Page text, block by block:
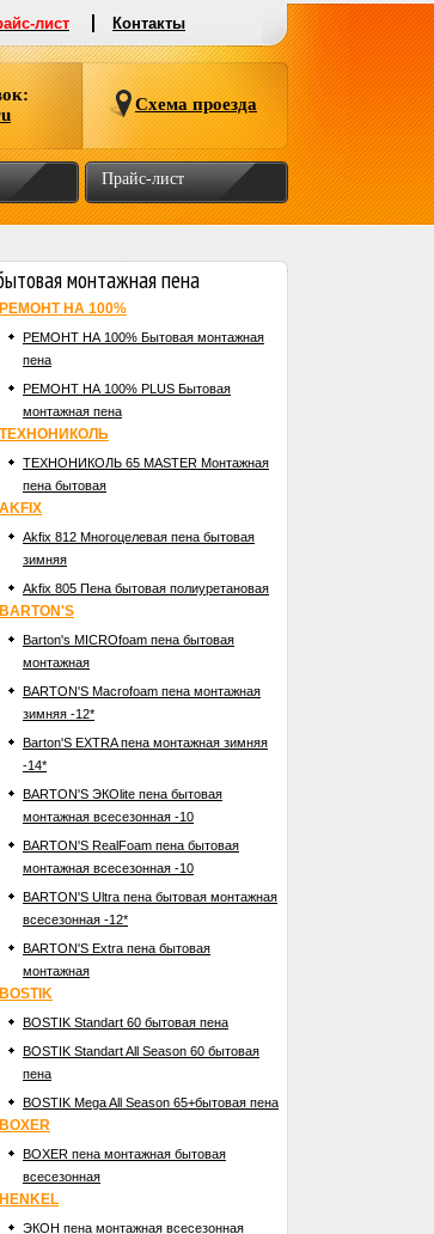
монтажная пена
РЕМОНТ НА 100%
РЕМОНТ НА 100% Бытовая монтажная
пена
РЕМОНТ НА 100% PLUS Бытовая
монтажная пена
ТЕХНОНИКОЛЬ
ТЕХНОНИКОЛЬ 65 MASTER Монтажная
пена бытовая
AKFIX
Akfix 812 Многоцелевая пена бытовая
зимняя
Akfix 805 Пена бытовая полиуретановая
BARTON'S
Barton's MICROfoam пена бытовая
монтажная
BARTON'S Macrofoam пена монтажная
зимняя -12*
Barton'S EXTRA пена монтажная зимняя
-14*
BARTON'S ЭКОlite пена бытовая
монтажная всесезонная -10
BARTON'S RealFoam пена бытовая
монтажная всесезонная -10
BARTON'S Ultra пена бытовая монтажная
всесезонная -12*
BARTON'S Extra пена бытовая
монтажная
BOSTIK
BOSTIK Standart 60 бытовая пена
BOSTIK Standart All Season 60 бытовая
пена
BOSTIK Mega All Season 65+бытовая пена
BOXER
BOXER пена монтажная бытовая
всесезонная
HENKEL
ЭКОН пена монтажная всесезонная
лист Контакты
Схема проезда
Прайс-лист